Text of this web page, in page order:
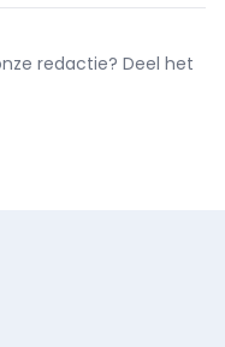
redactie? Deel het